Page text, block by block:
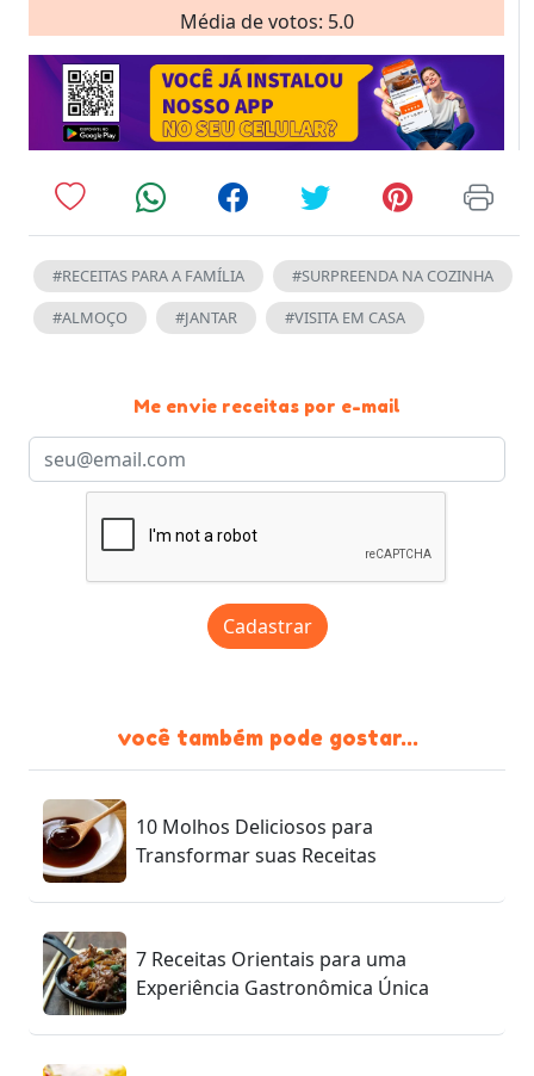
Média de votos: 5.0
#RECEITAS PARA A FAMÍLIA
#SURPREENDA NA COZINHA
#ALMOÇO
#JANTAR #VISITA EM CASA
Me envie receitas por e-mail
Cadastrar
você também pode gostar...
10 Molhos Deliciosos para
Transformar suas Receitas
7 Receitas Orientais para uma
Experiência Gastronômica Única